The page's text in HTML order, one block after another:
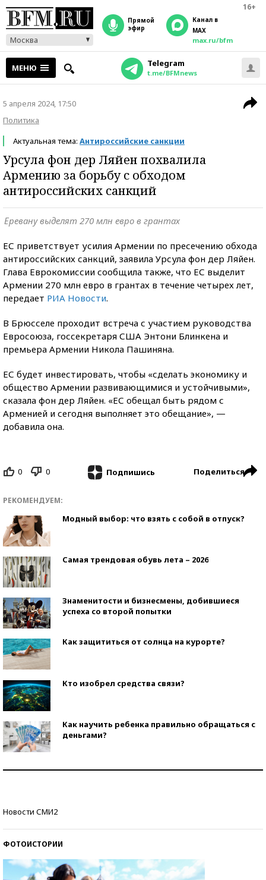
16+
Москва
прямой
эфир
Канал в
MAX
max.ru/bfm
МЕНЮ Telegram
t.me/BFMnews
5 апреля 2024, 17:50
Политика
Актуальная тема: Антироссийские санкции
Урсула фон дер Ляйен похвалила
Армению за борьбу с обходом
антироссийских санкций
Еревану выделят 270 млн евро в грантах
ЕС приветствует усилия Армении по пресечению обхода
антироссийских санкций, заявила Урсула фон дер Ляйен.
Глава Еврокомиссии сообщила также, что ЕС выделит
Армении 270 млн евро в грантах в течение четырех лет,
передает РИА Новости.
В Брюсселе проходит встреча с участием руководства
Евросоюза, госсекретаря США Энтони Блинкена и
премьера Армении Никола Пашиняна.
ЕС будет инвестировать, чтобы «сделать экономику и
общество Армении развивающимися и устойчивыми»,
сказала фон дер Ляйен. «ЕС обещал быть рядом с
Арменией и сегодня выполняет это обещание», —
добавила она.
0 0 Подпишись Поделиться
РЕКОМЕНДУЕМ:
Модный выбор: что взять с собой в отпуск?
Самая трендовая обувь лета – 2026
Знаменитости и бизнесмены, добившиеся
успеха со второй попытки
Как защититься от солнца на курорте?
Кто изобрел средства связи?
Как научить ребенка правильно обращаться с
деньгами?
Новости СМИ2
ФОТОИСТОРИИ